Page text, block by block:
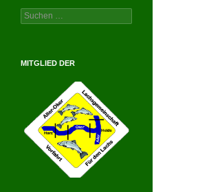
Suchen
nach:
MITGLIED DER